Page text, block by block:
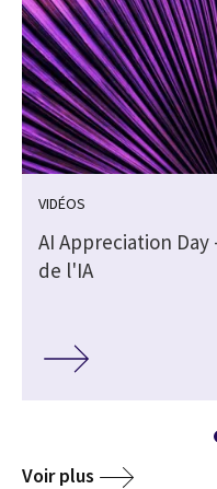
VIDÉOS
AI Appreciation
de l'IA
Voir plus